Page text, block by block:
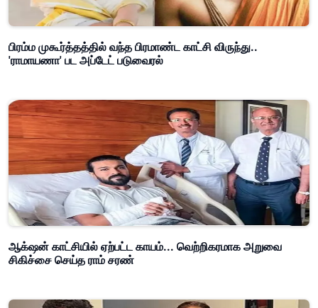
பிரம்ம முகூர்த்தத்தில் வந்த பிரமாண்ட காட்சி விருந்து..
'ராமாயணா' பட அப்டேட் படுவைரல்
ஆக்‌ஷன் காட்சியில் ஏற்பட்ட காயம்... வெற்றிகரமாக அறுவை
சிகிச்சை செய்த ராம் சரண்